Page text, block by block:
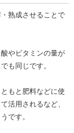
熟成させることで
やビタミンの量が
も同じです。
もと肥料などに使
活用されるなど、
です。